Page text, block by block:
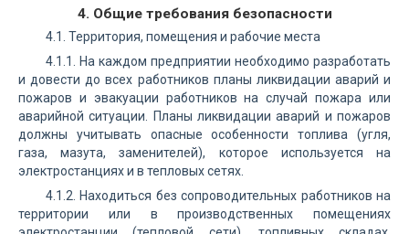
4. Общие требования безопасности
4.1. Территория, помещения и рабочие места
4.1.1. На каждом предприятии необходимо разработать
и довести до всех работников планы ликвидации аварий и
пожаров и эвакуации работников на случай пожара или
аварийной ситуации. Планы ликвидации аварий и пожаров
должны учитывать опасные особенности топлива (угля,
газа, мазута, заменителей), которое используется на
электростанциях и в тепловых сетях.
4.1.2. Находиться без сопроводительных работников на
территории или в производственных помещениях